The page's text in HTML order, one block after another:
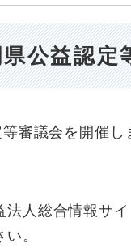
公益認定
審議会を開催し
法人総合情報サ
。